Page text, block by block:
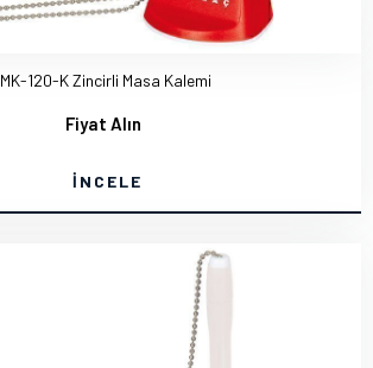
MK-120-K Zincirli Masa Kalemi
Fiyat Alın
İNCELE